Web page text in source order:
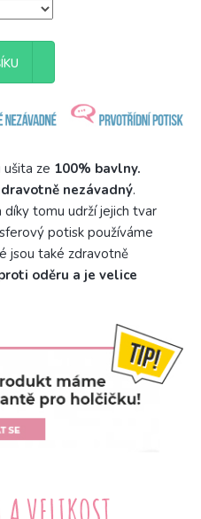
ušita ze 100% bavlny.
nezávadný.
díky tomu udrží jejich tvar
potisk používáme
jsou také zdravotně
oděru a je velice